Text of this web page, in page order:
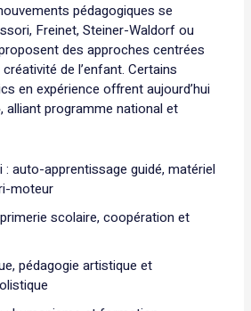
pédagogiques se
Freinet, Steiner-Waldorf ou
des approches centrées
de l’enfant. Certains
en expérience offrent aujourd’hui
alliant programme national et
auto-apprentissage guidé, matériel
moteur
scolaire, coopération et
pédagogie artistique et